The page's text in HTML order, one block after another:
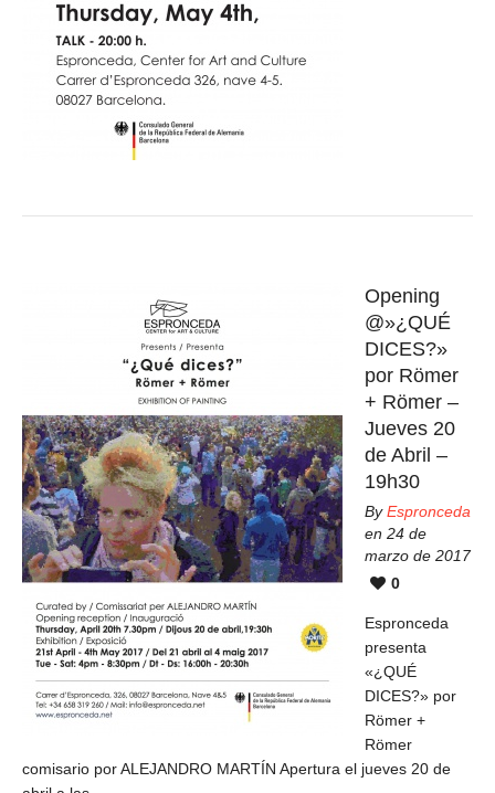
Opening
@»¿QUÉ
DICES?»
por Römer
+ Römer –
Jueves 20
de Abril –
19h30
ByEspronceda
en 24 de
marzo de 2017
0
Espronceda
presenta
«¿QUÉ
DICES?» por
Römer +
Römer
comisario por ALEJANDRO MARTÍN Apertura el jueves 20 de